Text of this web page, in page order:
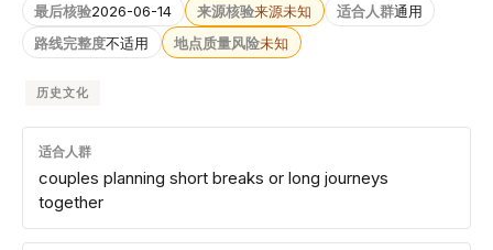
最后核验2026-06-14 来源核验来源未知 适合人群通用
路线完整度不适用 地点质量风险未知
历史文化
适合人群
couples planning short breaks or long journeys
together